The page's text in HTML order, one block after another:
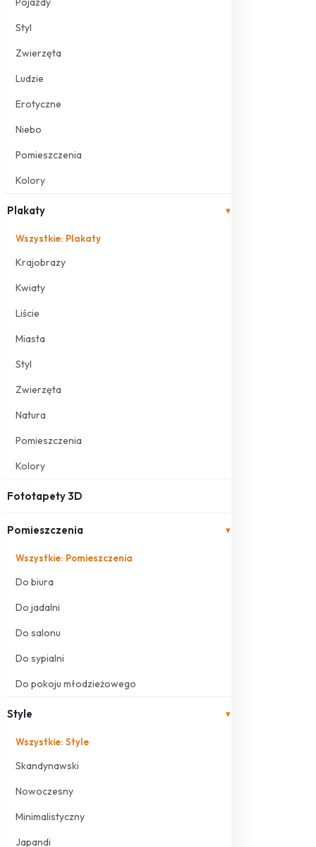
Styl
Zwierzęta
Ludzie
Erotyczne
Niebo
Pomieszczenia
Kolory
Plakaty ▾
Wszystkie: Plakaty
Krajobrazy
Kwiaty
Liście
Miasta
Styl
Zwierzęta
Natura
Pomieszczenia
Kolory
Fototapety 3D
Pomieszczenia ▾
Wszystkie: Pomieszczenia
Do biura
Do jadalni
Do salonu
Do sypialni
Do pokoju młodzieżowego
Style ▾
Wszystkie: Style
Skandynawski
Nowoczesny
Minimalistyczny
Japandi